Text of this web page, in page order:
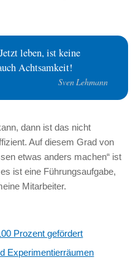
leben, ist keine
Achtsamkeit!
Sven Lehmann
dann ist das nicht
Auf diesem Grad von
etwas anders machen“ ist
ist eine Führungsaufgabe,
Mitarbeiter.
Prozent gefördert
Experimentierräumen